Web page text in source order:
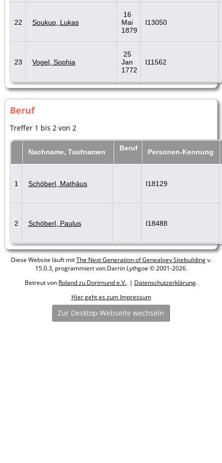
22 Soukup, Lukas
16
Mai
1879
I13050
23 Vogel, Sophia
25
Jan
1772
I11562
Beruf
Treffer 1 bis 2 von 2
Nachname, Taufnamen Beruf Personen-Kennung
1 Schöberl, Mathäus I18129
2 Schöberl, Paulus I18488
Diese Website läuft mitThe Next Generation of Genealogy Sitebuildingv.
15.0.3, programmiert von Darrin Lythgoe © 2001-2026.
Betreut von Roland zu Dortmund e.V.. | Datenschutzerklärung.
Hier geht es zum Impressum
Zur Desktop-Webseite wechseln